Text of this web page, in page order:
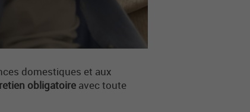
domestiques et aux
obligatoire avec toute